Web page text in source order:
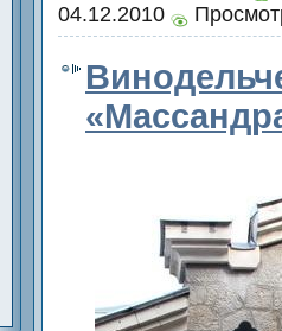
04.12.2010